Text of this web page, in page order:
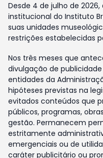
Desde 4 de julho de
institucional do Instituto
suas unidades
restrições estabelecidas
Nos três meses que
divulgação de
entidades da
hipóteses previstas na
evitados conteúdos que
públicos, programas,
gestão. Permanecem
estritamente
emergenciais ou de
caráter publicitário ou